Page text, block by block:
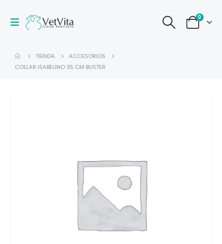
0
TIENDA
ACCESORIOS
COLLAR ISABELINO 35 CM BUSTER